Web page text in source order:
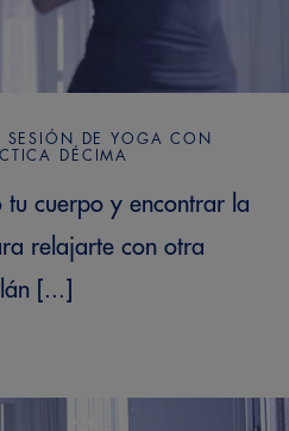
SESIÓN DE YOGA CON
DÉCIMA
cuerpo y encontrar la
relajarte con otra
[...]